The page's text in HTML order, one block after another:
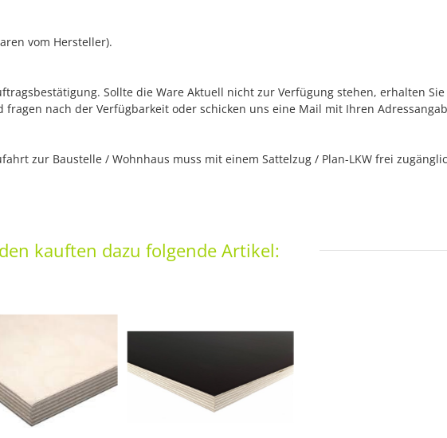
vom Hersteller).
Sollte die Ware Aktuell nicht zur Verfügung stehen, erhalten
nach der Verfügbarkeit oder schicken uns eine Mail mit Ihren
zur Baustelle / Wohnhaus muss mit einem Sattelzug / Plan-LKW frei
kauften dazu folgende Artikel: